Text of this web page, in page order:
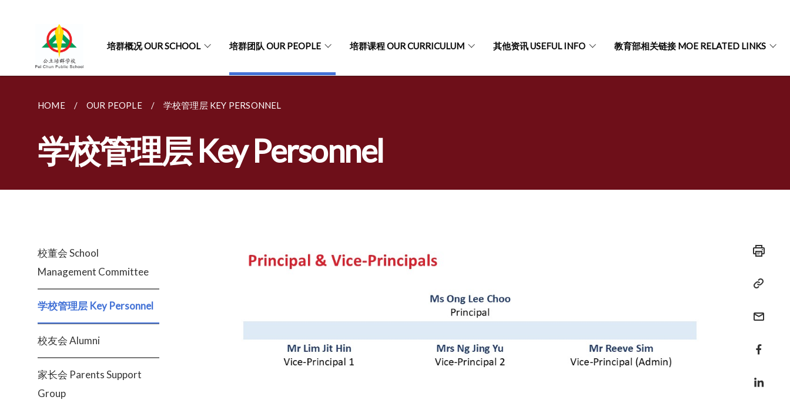
培群概况 OUR SCHOOL 培群团队 OUR PEOPLE 培群课程 OUR CURRICULUM 其他资讯 USEFUL INFO 教育部相关链接 MOE RELATED LINKS
HOME OUR PEOPLE 学校管理层 KEY PERSONNEL
学校管理层 Key Personnel
校董会 School
Management Committee
学校管理层 Key Personnel
校友会 Alumni
家长会 Parents Support
Group